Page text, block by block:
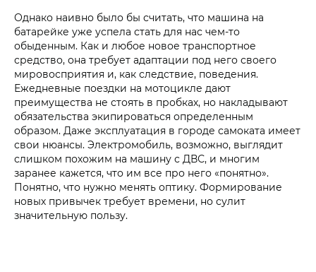
Однако наивно было бы считать, что машина на
батарейке уже успела стать для нас чем-то
обыденным. Как и любое новое транспортное
средство, она требует адаптации под него своего
мировосприятия и, как следствие, поведения.
Ежедневные поездки на мотоцикле дают
преимущества не стоять в пробках, но накладывают
обязательства экипироваться определенным
образом. Даже эксплуатация в городе самоката имеет
свои нюансы. Электромобиль, возможно, выглядит
слишком похожим на машину с ДВС, и многим
заранее кажется, что им все про него «понятно».
Понятно, что нужно менять оптику. Формирование
новых привычек требует времени, но сулит
значительную пользу.